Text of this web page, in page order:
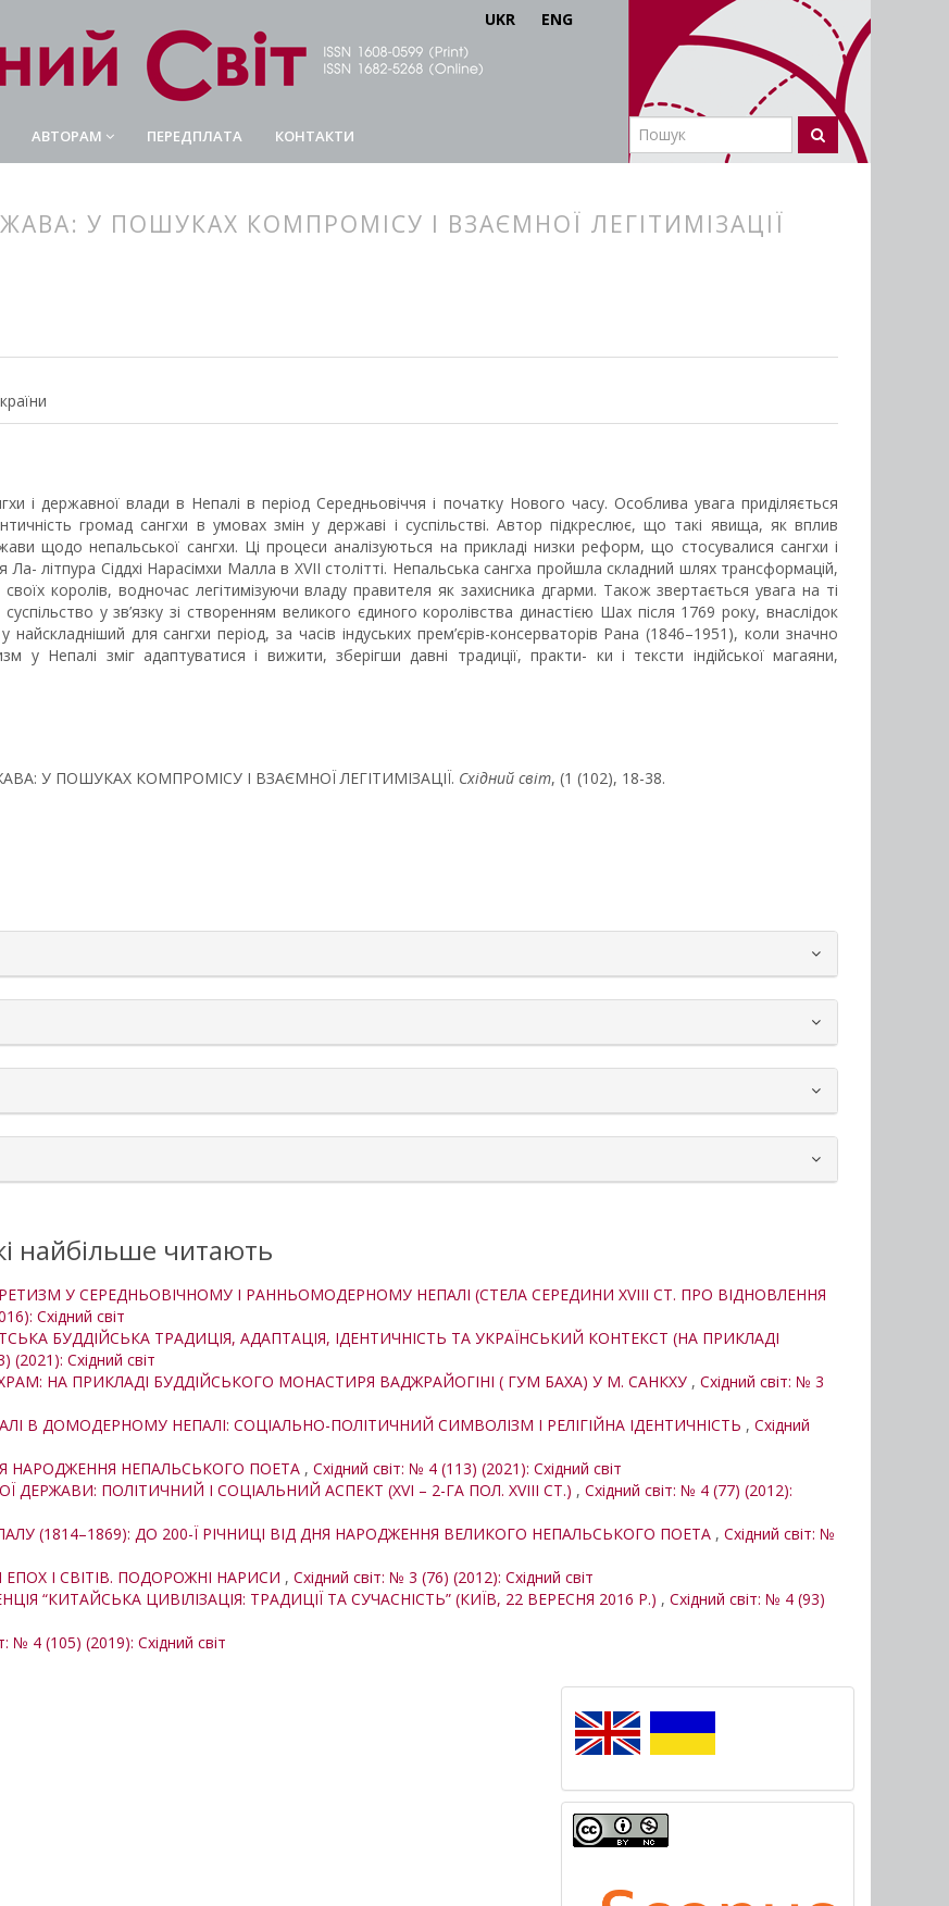
UKR ENG
АВТОРАМ ПЕРЕДПЛАТА КОНТАКТИ
У ПОШУКАХ КОМПРОМІСУ І ВЗАЄМНОЇ ЛЕГІТИМІЗАЦІЇ
і державної влади в Непалі в період Середньовіччя і початку Нового часу. Особлива увага приділяється
громад сангхи в умовах змін у державі і суспільстві. Автор підкреслює, що такі явища, як вплив
щодо непальської сангхи. Ці процеси аналізуються на прикладі низки реформ, що стосувалися сангхи і
літпура Сіддхі Нарасімхи Малла в XVII столітті. Непальська сангха пройшла складний шлях трансформацій,
королів, водночас легітимізуючи владу правителя як захисника дгарми. Також звертається увага на ті
у зв’язку зі створенням великого єдиного королівства династією Шах після 1769 року, внаслідок
для сангхи період, за часів індуських прем’єрів-консерваторів Рана (1846–1951), коли значно
у Непалі зміг адаптуватися і вижити, зберігши давні традиції, практи- ки і тексти індійської магаяни,
У ПОШУКАХ КОМПРОМІСУ І ВЗАЄМНОЇ ЛЕГІТИМІЗАЦІЇ. Східний світ, (1 (102), 18-38.
найбільше читають
У СЕРЕДНЬОВІЧНОМУ І РАННЬОМОДЕРНОМУ НЕПАЛІ (СТЕЛА СЕРЕДИНИ XVIII СТ. ПРО ВІДНОВЛЕННЯ
Східний світ
БУДДІЙСЬКА ТРАДИЦІЯ, АДАПТАЦІЯ, ІДЕНТИЧНІСТЬ ТА УКРАЇНСЬКИЙ КОНТЕКСТ (НА ПРИКЛАДІ
(2021): Східний світ
НА ПРИКЛАДІ БУДДІЙСЬКОГО МОНАСТИРЯ ВАДЖРАЙОГІНІ ( ГУМ БАХА) У М. САНКХУ , Східний світ: № 3
В ДОМОДЕРНОМУ НЕПАЛІ: СОЦІАЛЬНО-ПОЛІТИЧНИЙ СИМВОЛІЗМ І РЕЛІГІЙНА ІДЕНТИЧНІСТЬ , Східний
НАРОДЖЕННЯ НЕПАЛЬСЬКОГО ПОЕТА , Східний світ: № 4 (113) (2021): Східний світ
ДЕРЖАВИ: ПОЛІТИЧНИЙ І СОЦІАЛЬНИЙ АСПЕКТ (XVI – 2-ГА ПОЛ. XVIII СТ.) , Східний світ: № 4 (77) (2012):
(1814–1869): ДО 200-Ї РІЧНИЦІ ВІД ДНЯ НАРОДЖЕННЯ ВЕЛИКОГО НЕПАЛЬСЬКОГО ПОЕТА , Східний світ: №
І СВІТІВ. ПОДОРОЖНІ НАРИСИ , Східний світ: № 3 (76) (2012): Східний світ
“КИТАЙСЬКА ЦИВІЛІЗАЦІЯ: ТРАДИЦІЇ ТА СУЧАСНІСТЬ” (КИЇВ, 22 ВЕРЕСНЯ 2016 Р.) , Східний світ: № 4 (93)
№ 4 (105) (2019): Східний світ